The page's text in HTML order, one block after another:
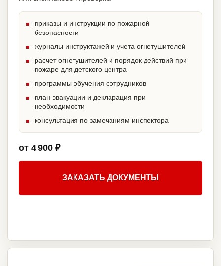
приказы и инструкции по пожарной
безопасности
журналы инструктажей и учета огнетушителей
расчет огнетушителей и порядок действий при
пожаре для детского центра
программы обучения сотрудников
план эвакуации и декларация при
необходимости
консультация по замечаниям инспектора
от 4 900 ₽
ЗАКАЗАТЬ ДОКУМЕНТЫ